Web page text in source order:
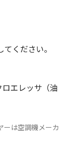
ください。
エレッサ（油
ーは空調機メーカ